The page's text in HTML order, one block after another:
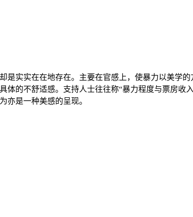
实实在在地存在。主要在官感上，使暴力以美学
的不舒适感。支持人士往往称“暴力程度与票房收
亦是一种美感的呈现。